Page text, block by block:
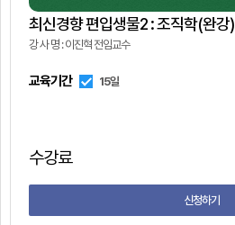
최신경향 편입생물2 : 조직학(완강)
강 사 명 : 이진혁 전임교수
교육기간 15일
수강료
신청하기